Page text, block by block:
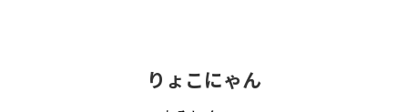
りょこにゃん